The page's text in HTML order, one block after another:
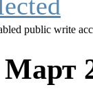
public write
Март